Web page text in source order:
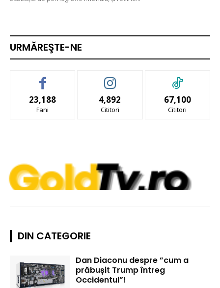
URMĂREŞTE-NE
23,188
Fani
4,892
Cititori
67,100
Cititori
DIN CATEGORIE
Dan Diaconu despre ”cum a
prăbușit Trump întreg
Occidentul”!